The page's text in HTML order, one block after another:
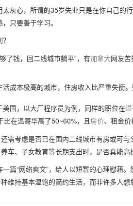
灰心，所谓的35岁失业只是在你自己的
只要善于学习。
了钱，回二线城市躺平”，有加拿大网友
活成本极高的城市，住房收入比严重失衡
国，以大厂程序员为例，同样的职位在
在温哥华高了50~60%，且房价、租金价
需考虑是否已在国内二线城市有房或可
车、子女教育等长期支出时，是否真能高
一篇“网络爽文”，给人以短暂的心理慰藉
维持基本温饱的简约生活，而非许多人想